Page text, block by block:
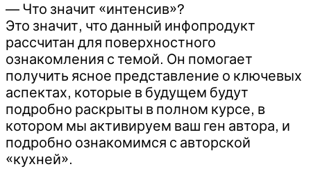
— Что значит «интенсив»?
Это значит, что данный инфопродукт
рассчитан для поверхностного
ознакомления с темой. Он помогает
получить ясное представление о ключевых
аспектах, которые в будущем будут
подробно раскрыты в полном курсе, в
котором мы активируем ваш ген автора, и
подробно ознакомимся с авторской
«кухней».